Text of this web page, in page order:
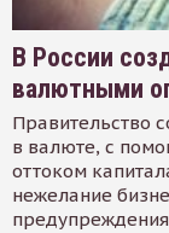
В России
валютными
Правительство
в валюте, с
оттоком
нежелание